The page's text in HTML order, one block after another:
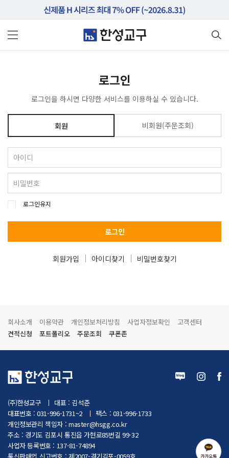
로그인
로그인을 하시면 다양한 서비스를 이용하실 수 있습니다.
카카오톡
회원 비회원(주문조회)
로그인유지
로그인
회원가입 아이디찾기 비밀번호찾기
회사소개 이용약관 개인정보처리방침 사업자정보확인
고객센터
견적신청
포트폴리오 주문조회 쿠폰존
(주)한성교구
대표 : 김석준
대표번호 : 031-996-1731~2
팩스 : 031-996-1733
개인정보관리 책임자 : master@hsgg.co.kr
주소 : 경기도 김포시 통진읍 가현로85번길 99-32
사업자 등록번호 : 137-81-74894